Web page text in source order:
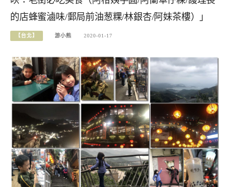
的店蜂蜜滷味/郵局前油葱粿/林銀杏/阿妹茶樓）」
【台北】 游小熊 2020-01-17